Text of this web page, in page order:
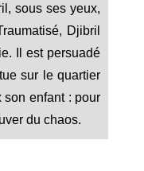
sous ses yeux,
Djibril
Il est persuadé
sur le quartier
son enfant : pour
du chaos.